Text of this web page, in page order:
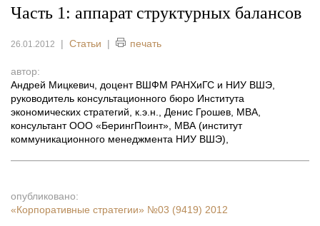
Часть 1: аппарат структурных балансов
26.01.2012 | Статьи | печать
автор:
Андрей Мицкевич, доцент ВШФМ РАНХиГС и НИУ ВШЭ,
руководитель консультационного бюро Института
экономических стратегий, к.э.н., Денис Грошев, MBA,
консультант ООО «БерингПоинт», МВА (институт
коммуникационного менеджмента НИУ ВШЭ)
опубликовано:
«Корпоративные стратегии» №03 (9419) 2012